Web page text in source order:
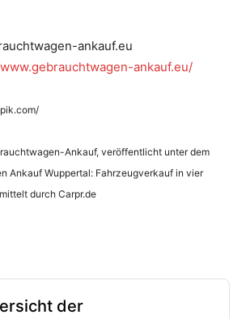
ankauf.eu
ankauf.eu/
Ankauf, veröffentlicht unter dem
Ankauf Wuppertal: Fahrzeugverkauf in vier
durch Carpr.de
der